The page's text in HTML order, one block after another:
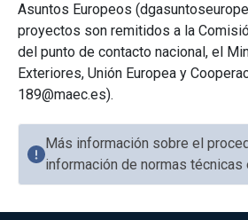
Asuntos Europeos
proyectos son remitidos a la
del punto de contacto nacional, el
Exteriores, Unión Europea y
189@maec.es).
Más información sobre el
información de normas técnicas